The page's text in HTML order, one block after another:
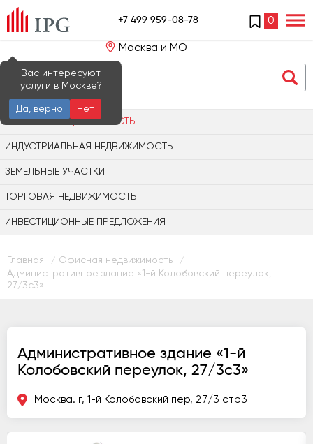
+7 499 959-08-78 0
Москва и МО
Вас интересуют
услуги в Москве?
Да, верно
Нет
ОФИСНАЯ НЕДВИЖИМОСТЬ
ИНДУСТРИАЛЬНАЯ НЕДВИЖИМОСТЬ
ЗЕМЕЛЬНЫЕ УЧАСТКИ
ТОРГОВАЯ НЕДВИЖИМОСТЬ
ИНВЕСТИЦИОННЫЕ ПРЕДЛОЖЕНИЯ
Главная / Офисная недвижимость /
Административное здание «1-й Колобовский переулок,
27/3с3»
Административное здание «1-й
Колобовский переулок, 27/3с3»
Москва. г, 1-й Колобовский пер, 27/3 стр3